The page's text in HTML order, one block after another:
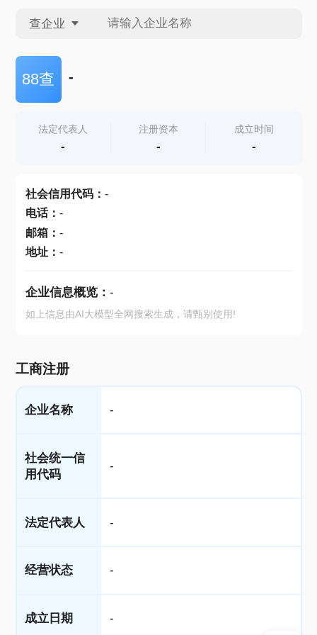
查企业
查企业
查产地
88查 -
法定代表人
-
注册资本
-
成立时间
-
社会信用代码： -
电话： -
邮箱： -
地址： -
企业信息概览： -
如上信息由AI大模型全网搜索生成，请甄别使用!
工商注册
企业名称 -
社会统一信
用代码
-
法定代表人 -
经营状态 -
成立日期 -